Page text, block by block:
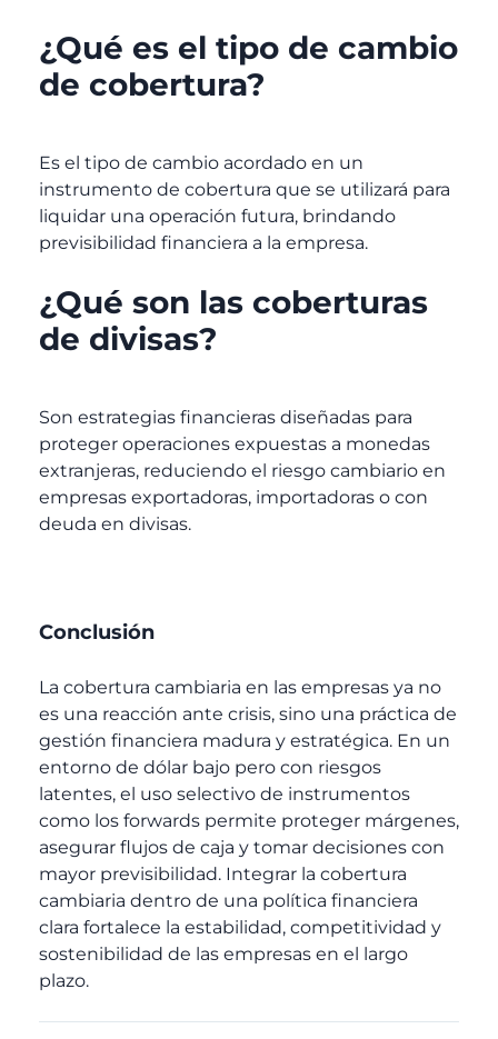
¿Qué es el tipo de cambio
de cobertura?
Es el tipo de cambio acordado en un
instrumento de cobertura que se utilizará para
liquidar una operación futura, brindando
previsibilidad financiera a la empresa.
¿Qué son las coberturas
de divisas?
Son estrategias financieras diseñadas para
proteger operaciones expuestas a monedas
extranjeras, reduciendo el riesgo cambiario en
empresas exportadoras, importadoras o con
deuda en divisas.
Conclusión
La cobertura cambiaria en las empresas ya no
es una reacción ante crisis, sino una práctica de
gestión financiera madura y estratégica. En un
entorno de dólar bajo pero con riesgos
latentes, el uso selectivo de instrumentos
como los forwards permite proteger márgenes,
asegurar flujos de caja y tomar decisiones con
mayor previsibilidad. Integrar la cobertura
cambiaria dentro de una política financiera
clara fortalece la estabilidad, competitividad y
sostenibilidad de las empresas en el largo
plazo.